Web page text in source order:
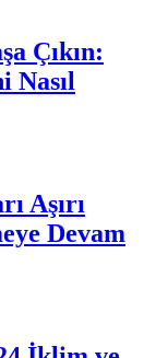
Çıkın:
Aşırı
Devam